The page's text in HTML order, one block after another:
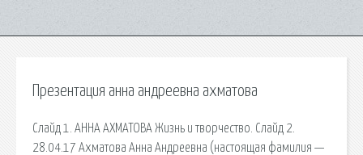
Презентация анна андреевна ахматова
Слайд 1. АННА АХМАТОВА Жизнь и творчество. Слайд 2.
28.04.17 Ахматова Анна Андреевна (настоящая фамилия —